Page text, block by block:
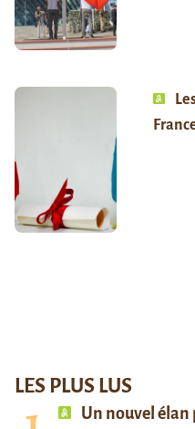
LES PLUS LUS
Un nouvel